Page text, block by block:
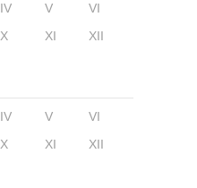
IV V
VI
X XI XII
IV V
VI
X XI XII